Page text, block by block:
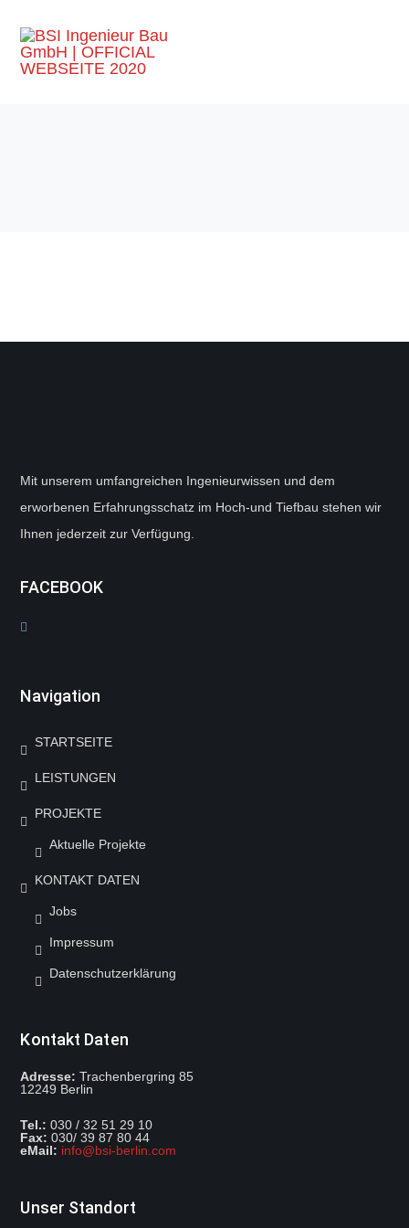
Mit unserem umfangreichen Ingenieurwissen und dem
erworbenen Erfahrungsschatz im Hoch-und Tiefbau stehen wir
Ihnen jederzeit zur Verfügung.
FACEBOOK
Navigation
STARTSEITE
LEISTUNGEN
PROJEKTE
Aktuelle Projekte
KONTAKT DATEN
Jobs
Impressum
Datenschutzerklärung
Kontakt Daten
Adresse: Trachenbergring 85
12249 Berlin
Tel.: 030 / 32 51 29 10
Fax: 030/ 39 87 80 44
eMail: info@bsi-berlin.com
Unser Standort
Laden der
Karte
akzeptieren
von
OpenStreetMap